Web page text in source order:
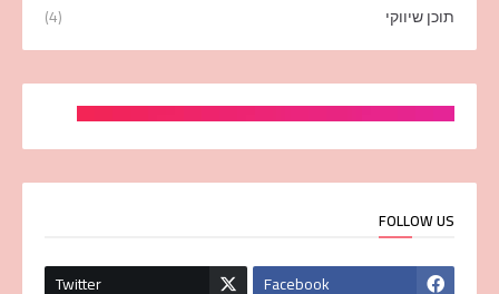
תוכן שיווקי
(4)
FOLLOW US
Facebook
Twitter